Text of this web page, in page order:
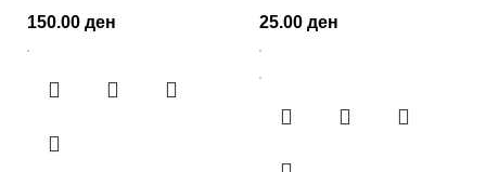
150.00 ден 25.00 ден